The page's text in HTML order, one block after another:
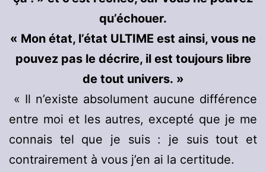
qu’échouer.
« Mon état, l’état ULTIME est ainsi, vous ne
pouvez pas le décrire, il est toujours libre
de tout univers. »
« Il n’existe absolument aucune différence
entre moi et les autres, excepté que je me
connais tel que je suis : je suis tout et
contrairement à vous j’en ai la certitude.